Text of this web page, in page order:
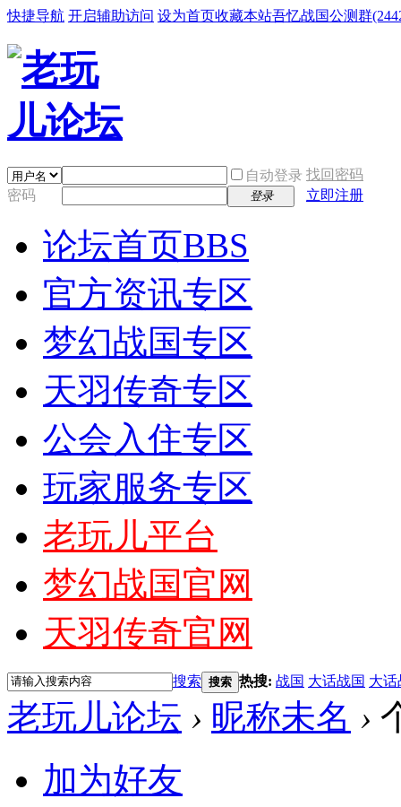
快捷导航 开启辅助访问 设为首页收藏本站吾忆战国公测群
自动登录 找回密码
密码
登录 立即注册
论坛首页BBS
官方资讯专区
梦幻战国专区
天羽传奇专区
公会入住专区
玩家服务专区
老玩儿平台
梦幻战国官网
天羽传奇官网
搜索 搜索 热搜: 战国 大话战国 大话
老玩儿论坛 › 昵称未名 ›
加为好友